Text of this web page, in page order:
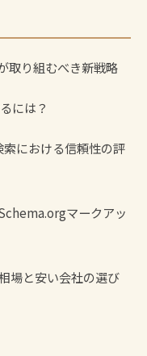
取り組むべき新戦略
には？
における信頼性の評
マークアッ
場と安い会社の選び